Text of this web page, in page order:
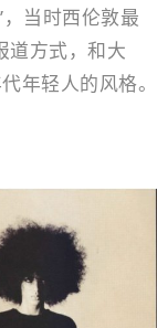
，当时西伦敦最
道方式，和大
年轻人的风格。